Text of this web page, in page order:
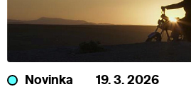
Novinka 19. 3. 2026